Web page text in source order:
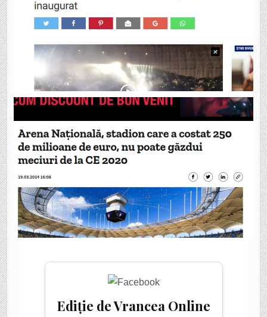
Ediție de Vrancea Online